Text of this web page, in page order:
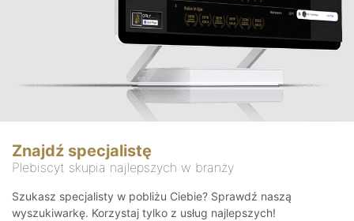
Znajdź specjalistę
Plebiscyt skupia najlepszych w branży
Szukasz specjalisty w pobliżu Ciebie? Sprawdź naszą
wyszukiwarkę. Korzystaj tylko z usług najlepszych!